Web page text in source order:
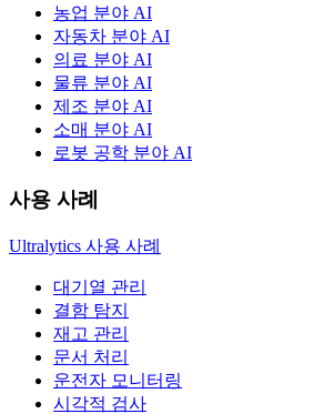
농업 분야 AI
자동차 분야 AI
의료 분야 AI
물류 분야 AI
제조 분야 AI
소매 분야 AI
로봇 공학 분야 AI
사용 사례
Ultralytics 사용 사례
대기열 관리
결함 탐지
재고 관리
문서 처리
운전자 모니터링
시각적 검사